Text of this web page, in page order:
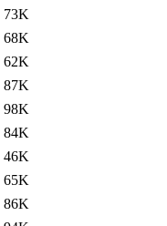
73K
68K
62K
87K
98K
84K
46K
65K
86K